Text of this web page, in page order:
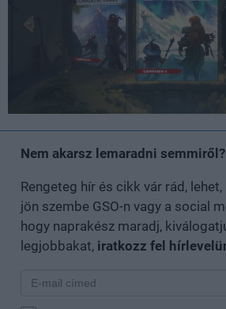
Nem akarsz lemaradni semmiről?
Rengeteg hír és cikk vár rád,
jön szembe GSO-n vagy a social
hogy naprakész maradj,
legjobbakat, iratkozz fel